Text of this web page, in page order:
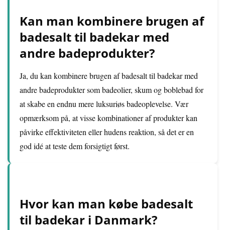
Kan man kombinere brugen af
badesalt til badekar med
andre badeprodukter?
Ja, du kan kombinere brugen af badesalt til badekar med
andre badeprodukter som badeolier, skum og boblebad for
at skabe en endnu mere luksuriøs badeoplevelse. Vær
opmærksom på, at visse kombinationer af produkter kan
påvirke effektiviteten eller hudens reaktion, så det er en
god idé at teste dem forsigtigt først.
Hvor kan man købe badesalt
til badekar i Danmark?